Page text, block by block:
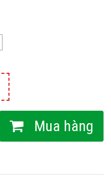
Mua hàng